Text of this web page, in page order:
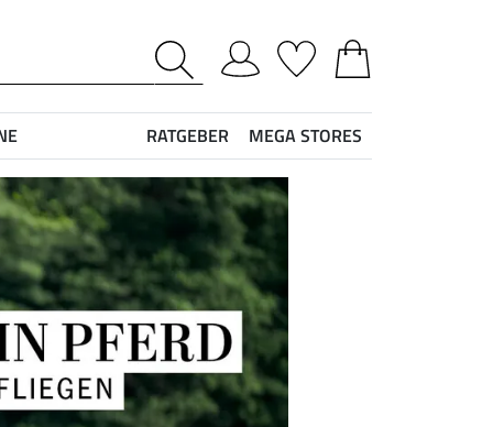
RATGEBER MEGA STORES